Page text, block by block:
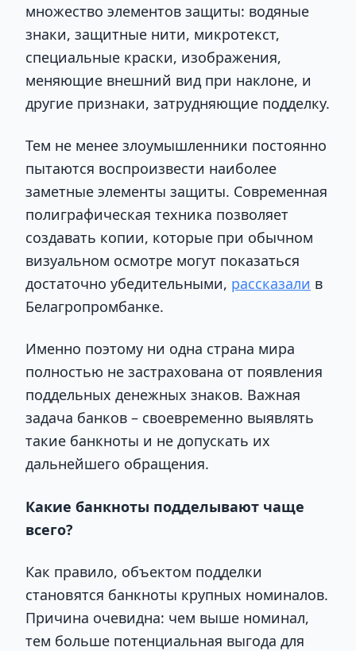
множество элементов защиты: водяные
знаки, защитные нити, микротекст,
специальные краски, изображения,
меняющие внешний вид при наклоне, и
другие признаки, затрудняющие подделку.
Тем не менее злоумышленники постоянно
пытаются воспроизвести наиболее
заметные элементы защиты. Современная
полиграфическая техника позволяет
создавать копии, которые при обычном
визуальном осмотре могут показаться
достаточно убедительными, рассказали в
Белагропромбанке.
Именно поэтому ни одна страна мира
полностью не застрахована от появления
поддельных денежных знаков. Важная
задача банков – своевременно выявлять
такие банкноты и не допускать их
дальнейшего обращения.
Какие банкноты подделывают чаще
всего?
Как правило, объектом подделки
становятся банкноты крупных номиналов.
Причина очевидна: чем выше номинал,
тем больше потенциальная выгода для